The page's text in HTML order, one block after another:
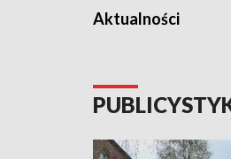
Aktualności